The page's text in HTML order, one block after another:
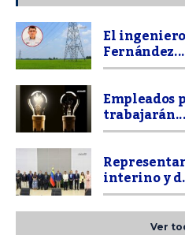
El
Fernández...
Empleados
trabajarán...
interino y
Ver